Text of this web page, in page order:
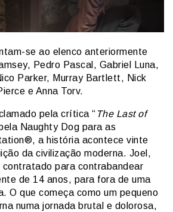
se ao elenco anteriormente
Pedro Pascal, Gabriel Luna,
Parker, Murray Bartlett, Nick
e Anna Torv.
pela crítica “ The Last of
Naughty Dog para as
a história acontece vinte
da civilização moderna. Joel,
para contrabandear
de 14 anos, para fora de uma
O que começa como um pequeno
numa jornada brutal e dolorosa,